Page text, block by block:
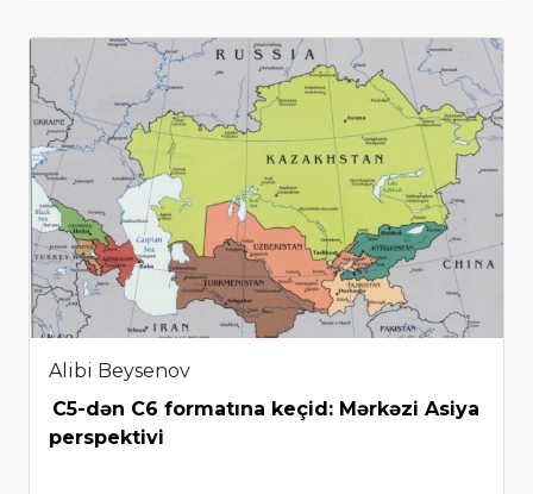
Alibi Beysenov
C5-dən C6 formatına keçid: Mərkəzi Asiya
perspektivi